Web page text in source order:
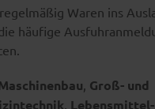
Waren ins
häufige
, Groß- und
, Lebensmittel-